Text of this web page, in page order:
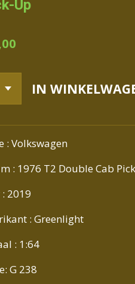
Up
IN
: Volkswagen
: 1976 T2 Double Cab
: 2019
: Greenlight
: 1:64
G 238